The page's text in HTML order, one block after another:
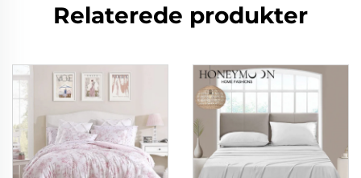
Relaterede produkter